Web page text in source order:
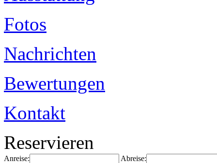
Fotos
Nachrichten
Bewertungen
Kontakt
Reservieren
Anreise: Abreise: